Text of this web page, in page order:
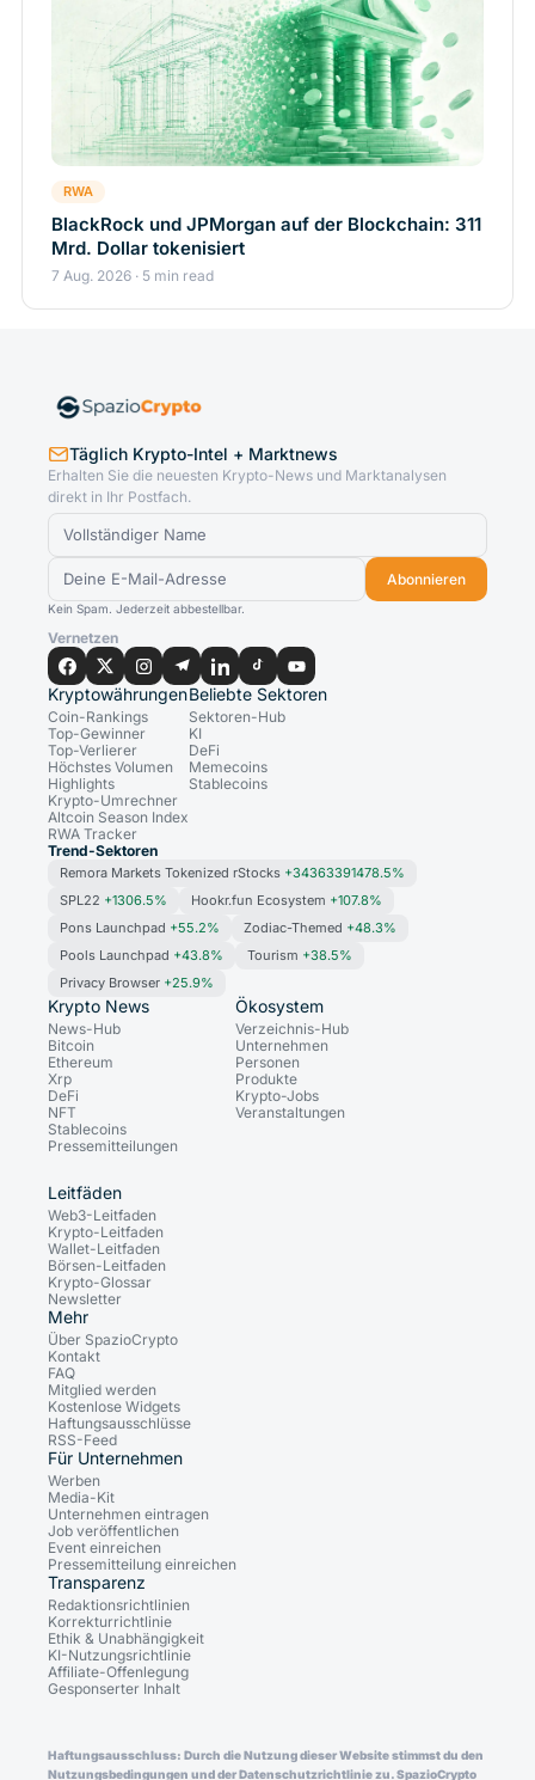
RWA
BlackRock und JPMorgan auf der Blockchain: 311
Mrd. Dollar tokenisiert
7 Aug. 2026 · 5 min read
Täglich Krypto-Intel + Marktnews
Erhalten Sie die neuesten Krypto-News und Marktanalysen
direkt in Ihr Postfach.
Abonnieren
Kein Spam. Jederzeit abbestellbar.
Vernetzen
Kryptowährungen
Coin-Rankings
Top-Gewinner
Top-Verlierer
Höchstes Volumen
Highlights
Krypto-Umrechner
Altcoin Season Index
RWA Tracker
Beliebte Sektoren
Sektoren-Hub
KI
DeFi
Memecoins
Stablecoins
Trend-Sektoren
Remora Markets Tokenized rStocks +34363391478.5%
SPL22 +1306.5% Hookr.fun Ecosystem +107.8%
Pons Launchpad +55.2% Zodiac-Themed +48.3%
Pools Launchpad +43.8% Tourism +38.5%
Privacy Browser +25.9%
Krypto News
News-Hub
Bitcoin
Ethereum
Xrp
DeFi
NFT
Stablecoins
Pressemitteilungen
Ökosystem
Verzeichnis-Hub
Unternehmen
Personen
Produkte
Krypto-Jobs
Veranstaltungen
Leitfäden
Web3-Leitfaden
Krypto-Leitfaden
Wallet-Leitfaden
Börsen-Leitfaden
Krypto-Glossar
Newsletter
Mehr
Über SpazioCrypto
Kontakt
FAQ
Mitglied werden
Kostenlose Widgets
Haftungsausschlüsse
RSS-Feed
Für Unternehmen
Werben
Media-Kit
Unternehmen eintragen
Job veröffentlichen
Event einreichen
Pressemitteilung einreichen
Transparenz
Redaktionsrichtlinien
Korrekturrichtlinie
Ethik & Unabhängigkeit
KI-Nutzungsrichtlinie
Affiliate-Offenlegung
Gesponserter Inhalt
Haftungsausschluss: Durch die Nutzung dieser Website stimmst du den
Nutzungsbedingungen und der Datenschutzrichtlinie zu. SpazioCrypto